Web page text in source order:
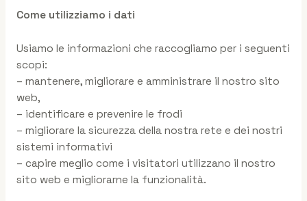
Come utilizziamo i dati
Usiamo le informazioni che raccogliamo per i seguenti
scopi:
– mantenere, migliorare e amministrare il nostro sito
web,
– identificare e prevenire le frodi
– migliorare la sicurezza della nostra rete e dei nostri
sistemi informativi
– capire meglio come i visitatori utilizzano il nostro
sito web e migliorarne la funzionalità.